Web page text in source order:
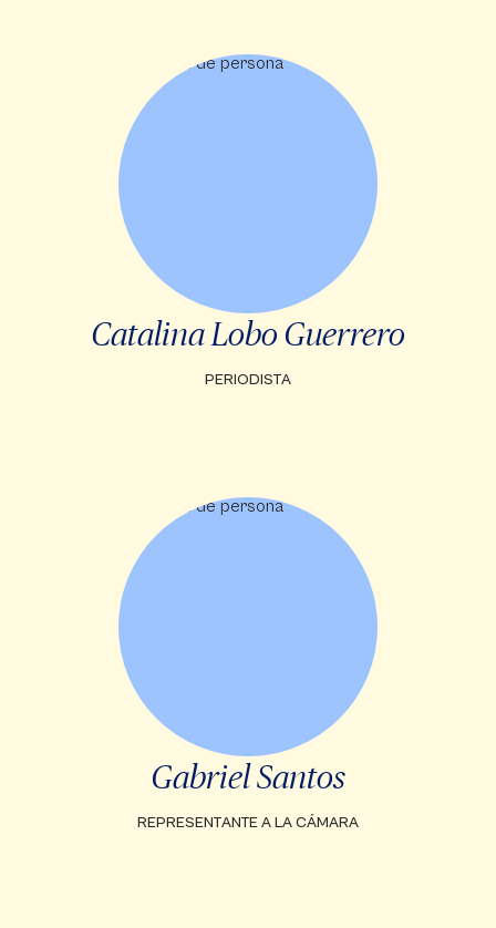
Catalina Lobo Guerrero
PERIODISTA
Gabriel Santos
REPRESENTANTE A LA CÁMARA